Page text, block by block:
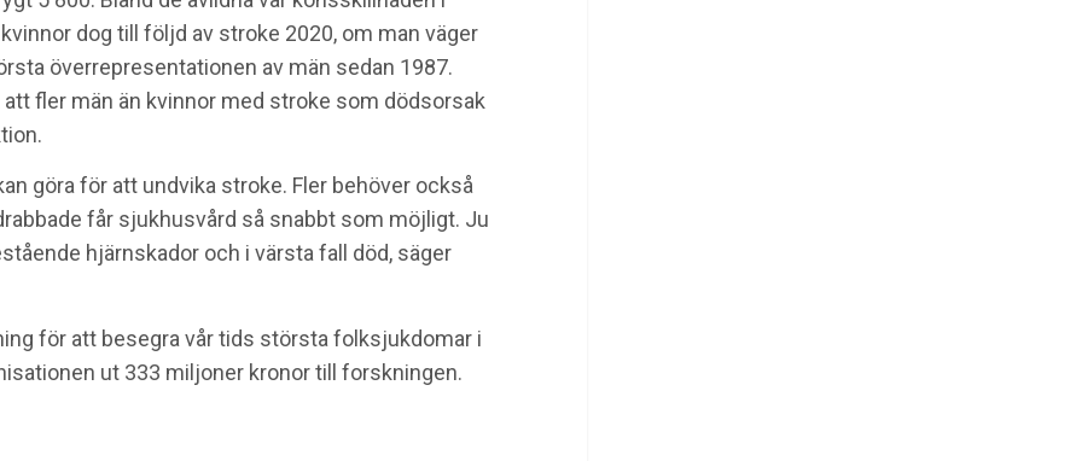
dog till följd av stroke 2020, om man väger
överrepresentationen av män sedan 1987.
fler män än kvinnor med stroke som dödsorsak
göra för att undvika stroke. Fler behöver också
får sjukhusvård så snabbt som möjligt. Ju
hjärnskador och i värsta fall död, säger
för att besegra vår tids största folksjukdomar i
ut 333 miljoner kronor till forskningen.